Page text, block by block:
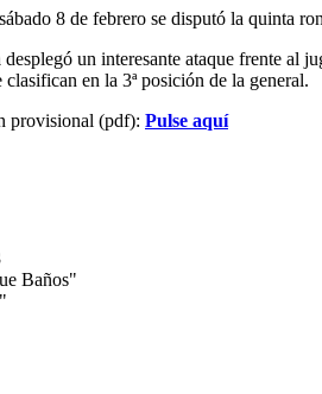
8 de febrero se disputó la quinta
desplegó un interesante ataque frente al
clasifican en la 3ª posición de la general.
provisional (pdf): Pulse aquí
Baños"